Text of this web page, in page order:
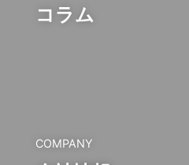
コラム
COMPANY